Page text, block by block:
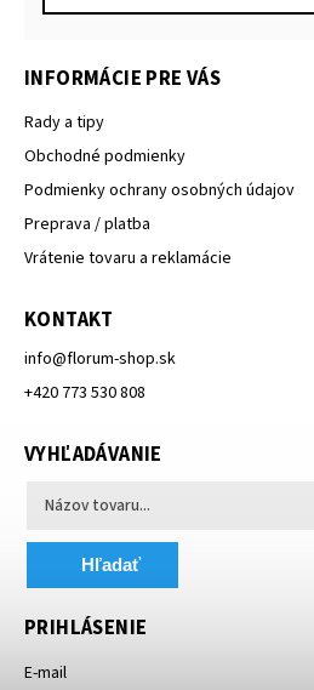
INFORMÁCIE PRE VÁS
Rady a tipy
Obchodné podmienky
Podmienky ochrany osobných údajov
Preprava / platba
Vrátenie tovaru a reklamácie
KONTAKT
info@florum-shop.sk
+420 773 530 808
VYHĽADÁVANIE
Hľadať
PRIHLÁSENIE
E-mail